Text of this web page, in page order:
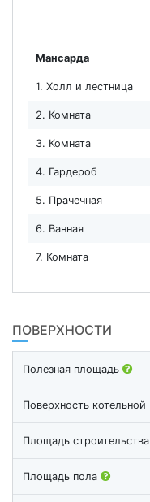
Мансарда
1. Холл и лестница
2. Комната
3. Комната
4. Гардероб
5. Прачечная
6. Ванная
7. Комната
ПОВЕРХНОСТИ
Полезная площадь
Поверхность котельной
Площадь строительства
Площадь пола